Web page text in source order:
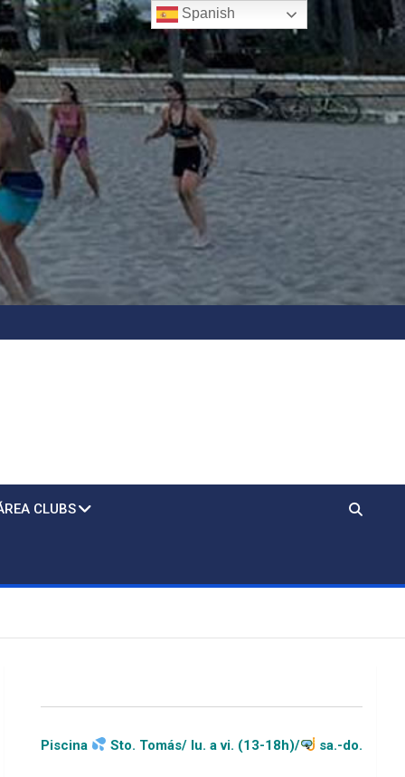
CLUBS
Sto. Tomás/ lu. a vi. (13-18h)/ sa.-do.-festivos (11-20h)
Spanish